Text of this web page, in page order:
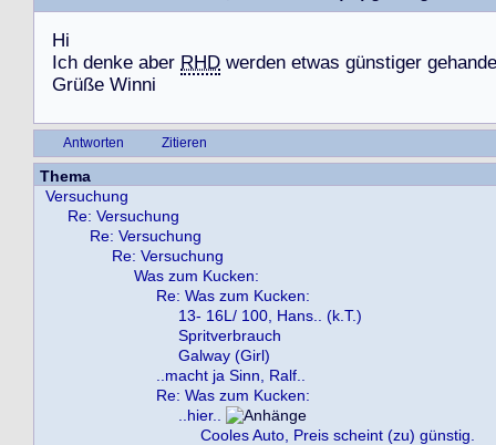
Hi
Ich denke aber RHD werden etwas günstiger gehande
Grüße Winni
Antworten Zitieren
Thema
Versuchung
Re: Versuchung
Re: Versuchung
Re: Versuchung
Was zum Kucken:
Re: Was zum Kucken:
13- 16L/ 100, Hans.. (k.T.)
Spritverbrauch
Galway (Girl)
..macht ja Sinn, Ralf..
Re: Was zum Kucken:
..hier..
Cooles Auto, Preis scheint (zu) günstig.